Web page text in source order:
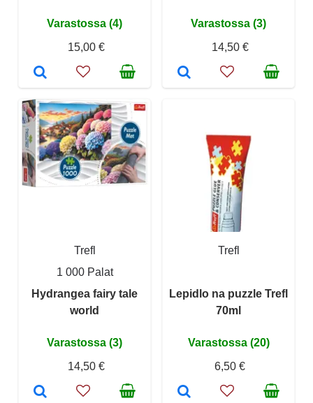
Varastossa (4)
15,00 €
Varastossa (3)
14,50 €
Trefl
1 000 Palat
Hydrangea fairy tale
world
Varastossa (3)
14,50 €
Trefl
Lepidlo na puzzle Trefl
70ml
Varastossa (20)
6,50 €